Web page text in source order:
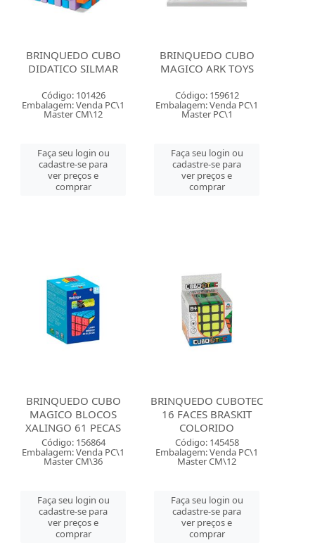
BRINQUEDO CUBO
DIDATICO SILMAR
Código: 101426
Embalagem: Venda PC\1
Master CM\12
Faça seu login ou
cadastre-se para
ver preços e
comprar
BRINQUEDO CUBO
MAGICO ARK TOYS
Código: 159612
Embalagem: Venda PC\1
Master PC\1
Faça seu login ou
cadastre-se para
ver preços e
comprar
BRINQUEDO CUBO
MAGICO BLOCOS
XALINGO 61 PECAS
Código: 156864
Embalagem: Venda PC\1
Master CM\36
Faça seu login ou
cadastre-se para
ver preços e
comprar
BRINQUEDO CUBOTEC
16 FACES BRASKIT
COLORIDO
Código: 145458
Embalagem: Venda PC\1
Master CM\12
Faça seu login ou
cadastre-se para
ver preços e
comprar